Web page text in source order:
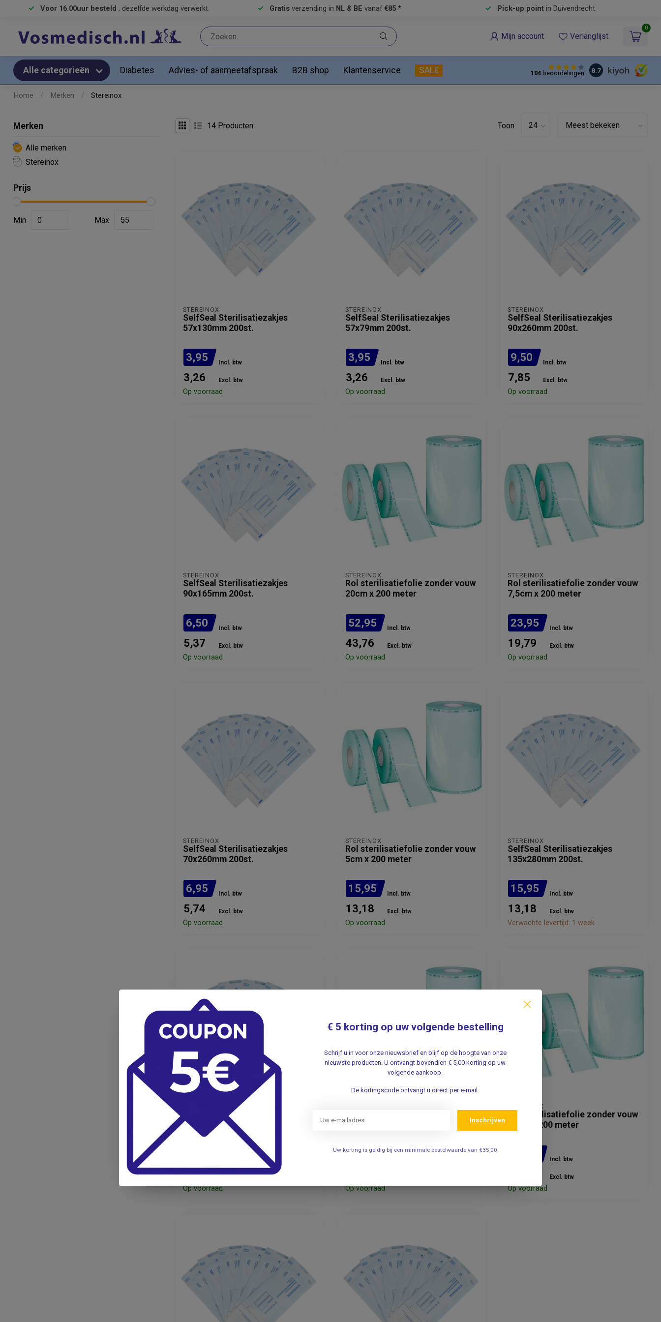
Voor 16.00uur besteld , dezelfde werkdag verwerkt. Gratis verzending in NL & BE vanaf €85 * Pick-up pointin Duivendrecht
Mijn account Verlanglijst
0
Alle categorieën Diabetes Advies- of aanmeetafspraak B2B shop Klantenservice SALE 104beoordelingen 8.7
Home / Merken / Stereinox
Merken
Alle merken
Stereinox
Prijs
Min Max
14 Producten Toon:
STEREINOX
SelfSeal Sterilisatiezakjes
57x130mm 200st.
3,95 Incl. btw
3,26 Excl. btw
Op voorraad
STEREINOX
SelfSeal Sterilisatiezakjes
57x79mm 200st.
3,95 Incl. btw
3,26 Excl. btw
Op voorraad
STEREINOX
SelfSeal Sterilisatiezakjes
90x260mm 200st.
9,50 Incl. btw
7,85 Excl. btw
Op voorraad
STEREINOX
SelfSeal Sterilisatiezakjes
90x165mm 200st.
6,50 Incl. btw
5,37 Excl. btw
Op voorraad
STEREINOX
Rol sterilisatiefolie zonder vouw
20cm x 200 meter
52,95 Incl. btw
43,76 Excl. btw
Op voorraad
STEREINOX
Rol sterilisatiefolie zonder vouw
7,5cm x 200 meter
23,95 Incl. btw
19,79 Excl. btw
Op voorraad
STEREINOX
SelfSeal Sterilisatiezakjes
70x260mm 200st.
6,95 Incl. btw
5,74 Excl. btw
Op voorraad
STEREINOX
Rol sterilisatiefolie zonder vouw
5cm x 200 meter
15,95 Incl. btw
13,18 Excl. btw
Op voorraad
STEREINOX
SelfSeal Sterilisatiezakjes
135x280mm 200st.
15,95 Incl. btw
13,18 Excl. btw
Verwachte levertijd: 1 week
SelfSeal Sterilisatiezakjes
130x254mm 200st.
9,05 Excl. btw
Op voorraad
15cm x 200 meter
46,95
Op voorraad
STEREINOX
Rol sterilisatiefolie zonder vouw
10cm x 200 meter
Incl. btw
Excl. btw
Op voorraad
€ 5 korting op uw volgende bestelling
Schrijf u in voor onze nieuwsbrief en blijf op de hoogte van onze
nieuwste producten. U ontvangt bovendien € 5,00 korting op uw
volgende aankoop.
De kortingscode ontvangt u direct per e-mail.
Inschrijven
Uw korting is geldig bij een minimale bestelwaarde van €35,00